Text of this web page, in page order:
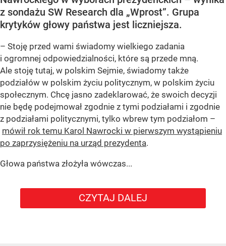
z sondażu SW Research dla „Wprost”. Grupa
krytyków głowy państwa jest liczniejsza.
– Stoję przed wami świadomy wielkiego zadania
i ogromnej odpowiedzialności, które są przede mną.
Ale stoję tutaj, w polskim Sejmie, świadomy także
podziałów w polskim życiu politycznym, w polskim życiu
społecznym. Chcę jasno zadeklarować, że swoich decyzji
nie będę podejmował zgodnie z tymi podziałami i zgodnie
z podziałami politycznymi, tylko wbrew tym podziałom –
mówił rok temu Karol Nawrocki w pierwszym wystąpieniu
po zaprzysiężeniu na urząd prezydenta.
Głowa państwa złożyła wówczas...
CZYTAJ DALEJ